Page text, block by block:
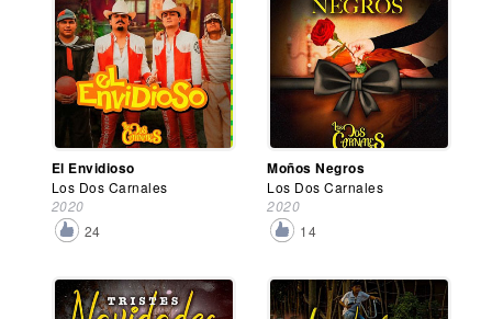
El Envidioso
Los Dos Carnales
2020
24
Moños Negros
Los Dos Carnales
2020
14